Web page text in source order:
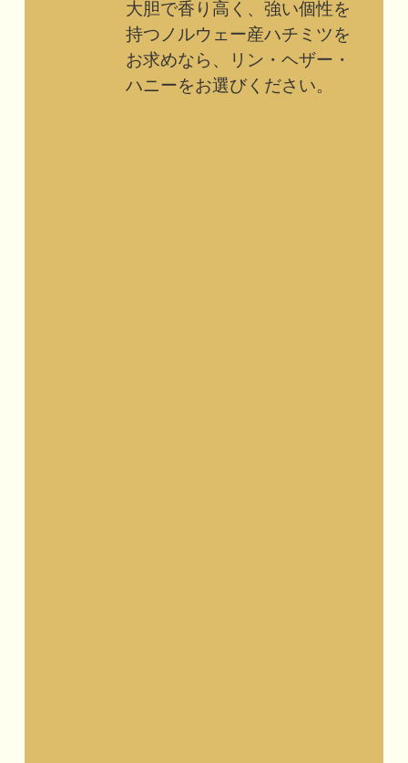
大胆で香り高く、強い個性を
持つノルウェー産ハチミツを
お求めなら、リン・ヘザー・
ハニーをお選びください。